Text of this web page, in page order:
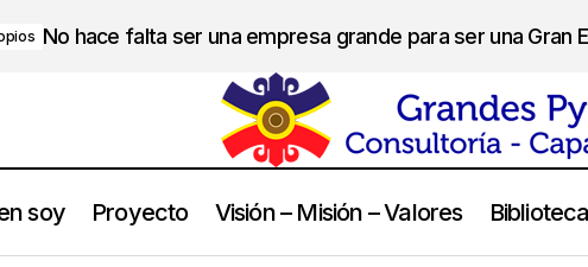
No hace falta ser una empresa grande para ser una Gran
soy Proyecto Visión – Misión – Valores